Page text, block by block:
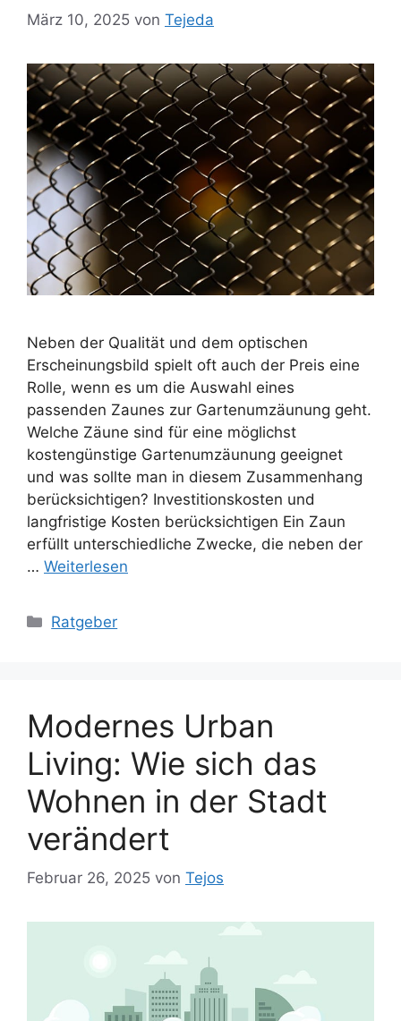
März 10, 2025 von Tejeda
Neben der Qualität und dem optischen
Erscheinungsbild spielt oft auch der Preis eine
Rolle, wenn es um die Auswahl eines
passenden Zaunes zur Gartenumzäunung geht.
Welche Zäune sind für eine möglichst
kostengünstige Gartenumzäunung geeignet
und was sollte man in diesem Zusammenhang
berücksichtigen? Investitionskosten und
langfristige Kosten berücksichtigen Ein Zaun
erfüllt unterschiedliche Zwecke, die neben der
… Weiterlesen
Kategorien
Ratgeber
Modernes Urban
Living: Wie sich das
Wohnen in der Stadt
verändert
Februar 26, 2025 von Tejos